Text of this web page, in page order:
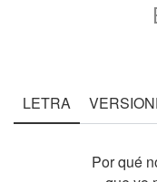
LETRA
Por qué